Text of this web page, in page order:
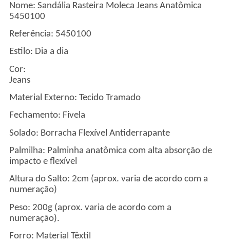
Nome: Sandália Rasteira Moleca Jeans Anatômica
5450100
Referência: 5450100
Estilo: Dia a dia
Cor:
Material Externo: Tecido Tramado
Fechamento: Fivela
Solado: Borracha Flexível Antiderrapante
Palmilha: Palminha anatômica com alta absorção de
impacto e flexível
Altura do Salto: 2cm (aprox. varia de acordo com a
numeração)
Peso: 200g (aprox. varia de acordo com a
numeração).
Forro: Material Têxtil